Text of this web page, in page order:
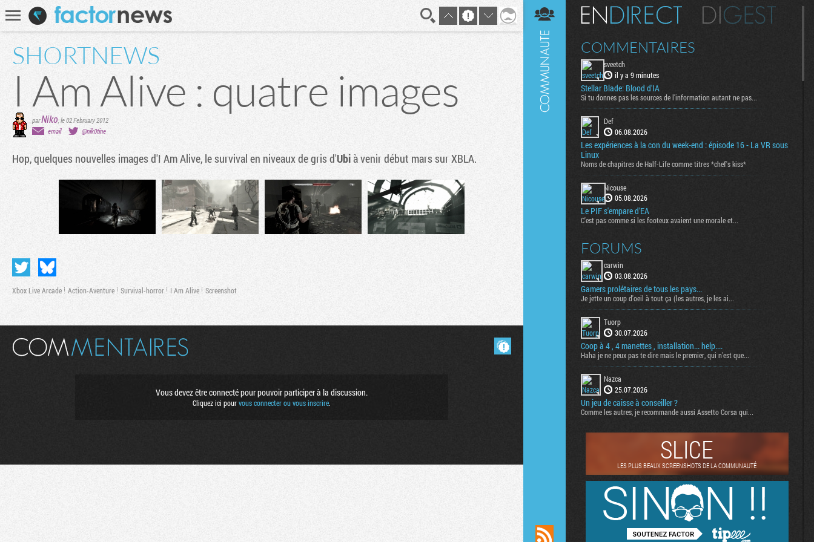
Recherche
SHORTNEWS
I Am Alive : quatre images
parNiko,le 02 February 2012
email
@nik0tine
Hop, quelques nouvelles images d'I Am Alive, le survival en niveaux de gris d'Ubià venir début mars sur XBLA.
Xbox Live Arcade Action-Aventure Survival-horror I Am Alive Screenshot
Vous devez être connecté pour pouvoir participer à la discussion.
Cliquez ici pourvous connecter ou vous inscrire.
En direct Digest
COMMENTAIRES
sveetch
il y a 9 minutes
Stellar Blade: Blood d'IA
Si tu donnes pas les sources de l'information autant ne pas...
Def
06.08.2026
Les expériences à la con du week-end : épisode 16 - La VR sous
Linux
Noms de chapitres de Half-Life comme titres *chef's kiss*
Nicouse
05.08.2026
Le PIF s'empare d'EA
C'est pas comme si les footeux avaient une morale et...
FORUMS
carwin
03.08.2026
Gamers prolétaires de tous les pays...
Je jette un coup d'oeil à tout ça (les autres, je les ai...
Tuorp
30.07.2026
Coop à 4 , 4 manettes , installation... help....
Haha je ne peux pas te dire mais le premier, qui n'est que...
Nazca
25.07.2026
Un jeu de caisse à conseiller ?
Comme les autres, je recommande aussi Assetto Corsa qui...
SLICE
LES PLUS BEAUX SCREENSHOTS DE LA COMMUNAUTÉ